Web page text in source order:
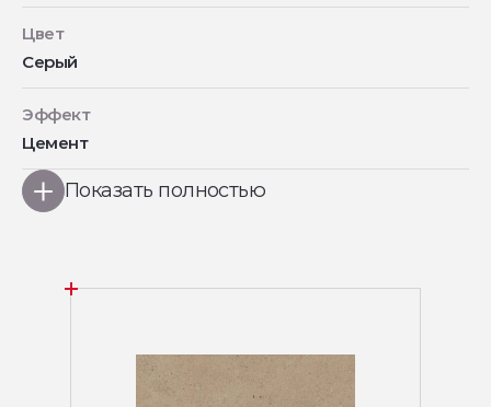
Цвет
Серый
Эффект
Цемент
Показать полностью